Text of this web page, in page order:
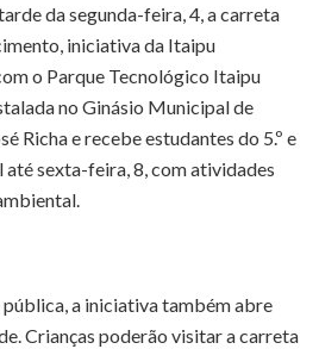
da segunda-feira, 4, a carreta
iniciativa da Itaipu
o Parque Tecnológico Itaipu
no Ginásio Municipal de
Richae recebe estudantes do 5.º e
até sexta-feira, 8, com atividades
pública, a iniciativa também abre
Crianças poderão visitar a carreta